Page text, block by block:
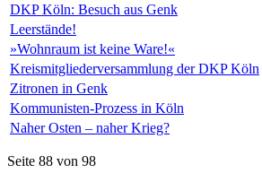
DKP Köln: Besuch aus Genk
Leerstände!
»Wohnraum ist keine Ware!«
Kreismitgliederversammlung der DKP Köln
Zitronen in Genk
Kommunisten-Prozess in Köln
Naher Osten – naher Krieg?
Seite 88 von 98